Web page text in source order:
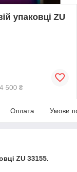
упаковці ZU
500 ₴
Оплата Умови
ZU 33155.